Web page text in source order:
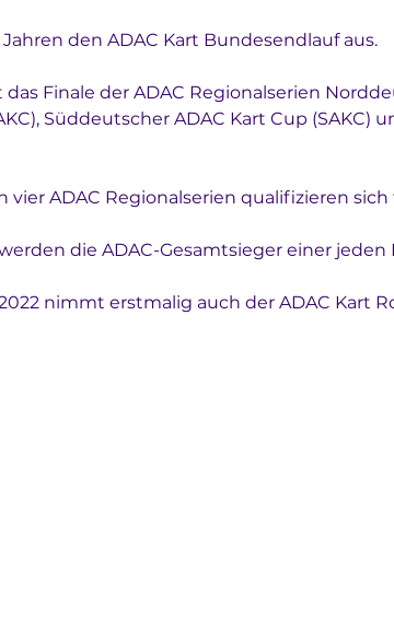
den ADAC Kart Bundesendlauf aus.
Finale der ADAC Regionalserien
Süddeutscher ADAC Kart Cup (SAKC)
vier ADAC Regionalserien qualifizieren
die ADAC-Gesamtsieger einer jeden
nimmt erstmalig auch der ADAC Kart